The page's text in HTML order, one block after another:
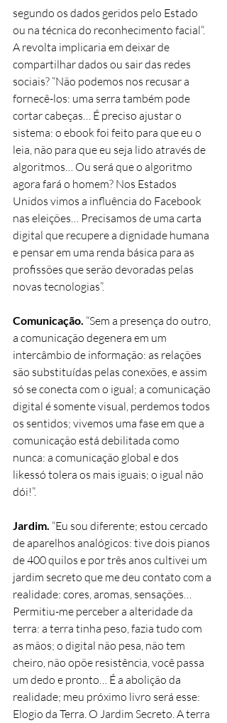
segundo os dados geridos pelo Estado
ou na técnica do reconhecimento facial“.
A revolta implicaria em deixar de
compartilhar dados ou sair das redes
sociais? “Não podemos nos recusar a
fornecê-los: uma serra também pode
cortar cabeças… É preciso ajustar o
sistema: o ebook foi feito para que eu o
leia, não para que eu seja lido através de
algoritmos… Ou será que o algoritmo
agora fará o homem? Nos Estados
Unidos vimos a influência do Facebook
nas eleições… Precisamos de uma carta
digital que recupere a dignidade humana
e pensar em uma renda básica para as
profissões que serão devoradas pelas
novas tecnologias”.
Comunicação. “Sem a presença do outro,
a comunicação degenera em um
intercâmbio de informação: as relações
são substituídas pelas conexões, e assim
só se conecta com o igual; a comunicação
digital é somente visual, perdemos todos
os sentidos; vivemos uma fase em que a
comunicação está debilitada como
nunca: a comunicação global e dos
likessó tolera os mais iguais; o igual não
dói!”.
Jardim. “Eu sou diferente; estou cercado
de aparelhos analógicos: tive dois pianos
de 400 quilos e por três anos cultivei um
jardim secreto que me deu contato com a
realidade: cores, aromas, sensações…
Permitiu-me perceber a alteridade da
terra: a terra tinha peso, fazia tudo com
as mãos; o digital não pesa, não tem
cheiro, não opõe resistência, você passa
um dedo e pronto… É a abolição da
realidade; meu próximo livro será esse:
Elogio da Terra. O Jardim Secreto. A terra